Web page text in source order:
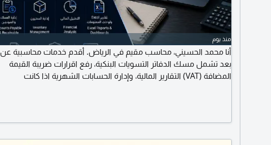
منذ يوم
أنا محمد الحسيني، محاسب مقيم في الرياض. أقدم خدمات محاسبية عن
بعد تشمل مسك الدفاتر التسويات البنكية، رفع اقرارات ضريبة القيمة
المضافة (VAT) التقارير المالية، وإدارة الحسابات الشهرية اذا كانت